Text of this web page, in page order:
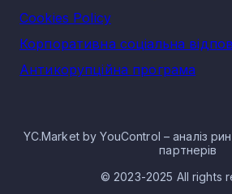
Cookies Policy
Корпоративна соціальна
Антикорупційна програма
YC.Market by YouControl – аналіз
партнерів
© 2023-2025 All rights